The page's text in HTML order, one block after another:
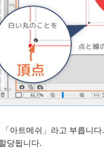
아트메쉬」라고 부릅니다.
당됩니다.